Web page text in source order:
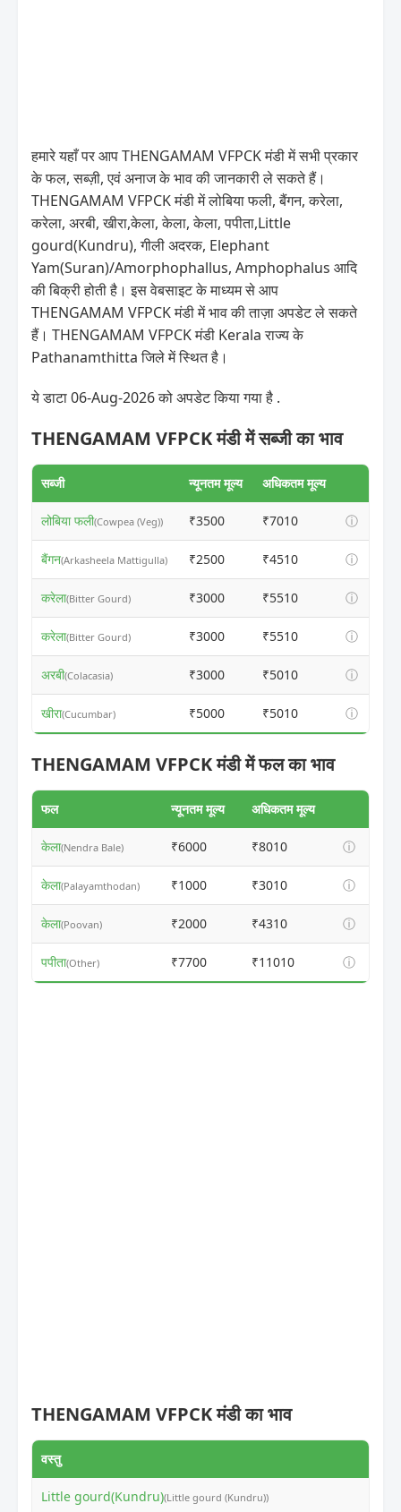
हमारे यहाँ पर आप THENGAMAM VFPCK मंडी में सभी प्रकार
के फल, सब्ज़ी, एवं अनाज के भाव की जानकारी ले सकते हैं।
THENGAMAM VFPCK मंडी में लोबिया फली, बैंगन, करेला,
करेला, अरबी, खीरा,केला, केला, केला, पपीता,Little
gourd(Kundru), गीली अदरक, Elephant
Yam(Suran)/Amorphophallus, Amphophalus आदि
की बिक्री होती है। इस वेबसाइट के माध्यम से आप
THENGAMAM VFPCK मंडी में भाव की ताज़ा अपडेट ले सकते
हैं। THENGAMAM VFPCK मंडी Kerala राज्य के
Pathanamthitta जिले में स्थित है।
ये डाटा 06-Aug-2026 को अपडेट किया गया है .
THENGAMAM VFPCK मंडी में सब्जी का भाव
सब्जी न्यूनतम मूल्य अधिकतम मूल्य
लोबिया फली(Cowpea (Veg)) ₹3500 ₹7010 ⓘ
बैंगन(Arkasheela Mattigulla) ₹2500 ₹4510 ⓘ
करेला(Bitter Gourd) ₹3000 ₹5510 ⓘ
करेला(Bitter Gourd) ₹3000 ₹5510 ⓘ
अरबी(Colacasia) ₹3000 ₹5010 ⓘ
खीरा(Cucumbar) ₹5000 ₹5010 ⓘ
THENGAMAM VFPCK मंडी में फल का भाव
फल न्यूनतम मूल्य अधिकतम मूल्य
केला(Nendra Bale) ₹6000 ₹8010 ⓘ
केला(Palayamthodan) ₹1000 ₹3010 ⓘ
केला(Poovan) ₹2000 ₹4310 ⓘ
पपीता(Other) ₹7700 ₹11010 ⓘ
THENGAMAM VFPCK मंडी का भाव
वस्तु
Little gourd(Kundru)(Little gourd (Kundru))